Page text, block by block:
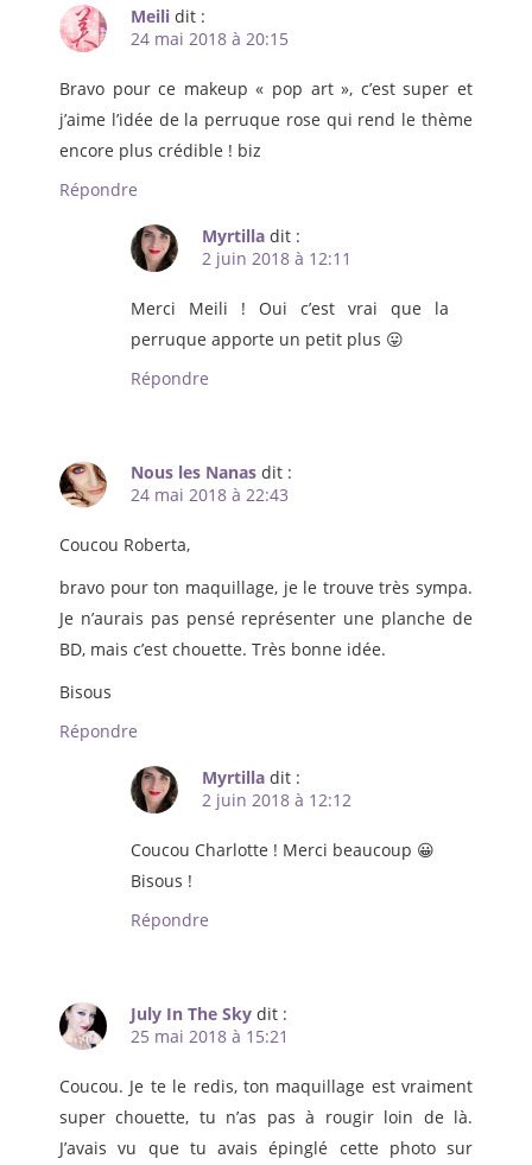
Meili dit :
24 mai 2018 à 20:15
Bravo pour ce makeup « pop art », c’est super et
j’aime l’idée de la perruque rose qui rend le thème
encore plus crédible ! biz
Répondre
Myrtilla dit :
2 juin 2018 à 12:11
Merci Meili ! Oui c’est vrai que la
perruque apporte un petit plus 😛
Répondre
Nous les Nanas dit :
24 mai 2018 à 22:43
Coucou Roberta,
bravo pour ton maquillage, je le trouve très sympa.
Je n’aurais pas pensé représenter une planche de
BD, mais c’est chouette. Très bonne idée.
Bisous
Répondre
Myrtilla dit :
2 juin 2018 à 12:12
Coucou Charlotte ! Merci beaucoup 😀
Bisous !
Répondre
July In The Sky dit :
25 mai 2018 à 15:21
Coucou. Je te le redis, ton maquillage est vraiment
super chouette, tu n’as pas à rougir loin de là.
J’avais vu que tu avais épinglé cette photo sur